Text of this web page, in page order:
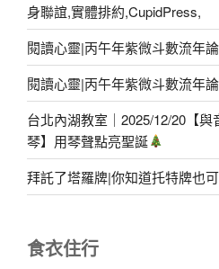
身聯誼,實體排約,CupidPress,
閱讀心靈|丙午年紫微斗數流年
閱讀心靈|丙午年紫微斗數流年
台北內湖教室｜2025/12/20【
琴】用琴聲點亮聖誕
拜託了塔羅牌|你知道托特牌也
食衣住行